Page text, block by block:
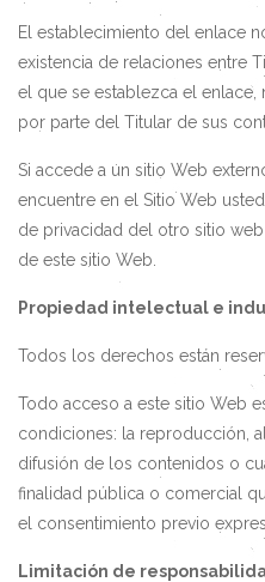
El establecimiento del enlace
existencia de relaciones entre
el que se establezca el
por parte del Titular de sus
Si accede a un sitio Web
encuentre en el Sitio Web
de privacidad del otro sitio
de este sitio Web.
Propiedad intelectual e
Todos los derechos están
Todo acceso a este sitio Web
condiciones: la reproducción,
difusión de los contenidos o
finalidad pública o comercial
el consentimiento previo
Limitación de